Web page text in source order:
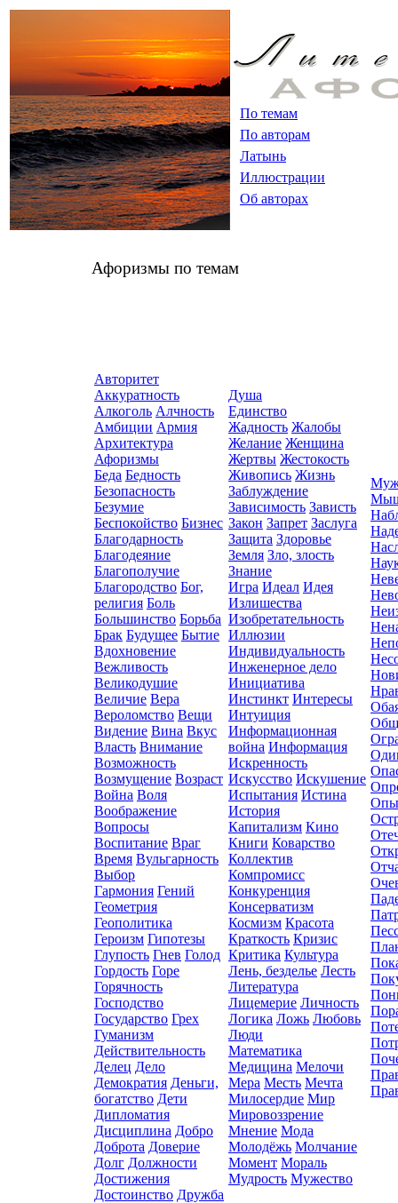
По темам
По авторам
Латынь
Иллюстрации
Об авторах
Афоризмы по темам
Авторитет
Аккуратность
Алкоголь Алчность
Амбиции Армия
Архитектура
Афоризмы
Беда Бедность
Безопасность
Безумие
Беспокойство Бизнес
Благодарность
Благодеяние
Благополучие
Благородство Бог,
религия Боль
Большинство Борьба
Брак Будущее Бытие
Вдохновение
Вежливость
Великодушие
Величие Вера
Вероломство Вещи
Видение Вина Вкус
Власть Внимание
Возможность
Возмущение Возраст
Война Воля
Воображение
Вопросы
Воспитание Враг
Время Вульгарность
Выбор
Гармония Гений
Геометрия
Геополитика
Героизм Гипотезы
Глупость Гнев Голод
Гордость Горе
Горячность
Господство
Государство Грех
Гуманизм
Действительность
Делец Дело
Демократия Деньги,
богатство Дети
Дипломатия
Дисциплина Добро
Доброта Доверие
Долг Должности
Достижения
Достоинство Дружба
Душа
Единство
Жадность Жалобы
Желание Женщина
Жертвы Жестокость
Живопись Жизнь
Заблуждение
Зависимость Зависть
Закон Запрет Заслуга
Защита Здоровье
Земля Зло, злость
Знание
Игра Идеал Идея
Излишества
Изобретательность
Иллюзии
Индивидуальность
Инженерное дело
Инициатива
Инстинкт Интересы
Интуиция
Информационная
война Информация
Искренность
Искусство Искушение
Испытания Истина
История
Капитализм Кино
Книги Коварство
Коллектив
Компромисc
Конкуренция
Консерватизм
Космизм Красота
Краткость Кризис
Критика Культура
Лень, безделье Лесть
Литература
Лицемерие Личность
Логика Ложь Любовь
Люди
Математика
Медицина Мелочи
Мера Месть Мечта
Милосердие Мир
Мировоззрение
Мнение Мода
Молодёжь Молчание
Момент Мораль
Мудрость Мужество